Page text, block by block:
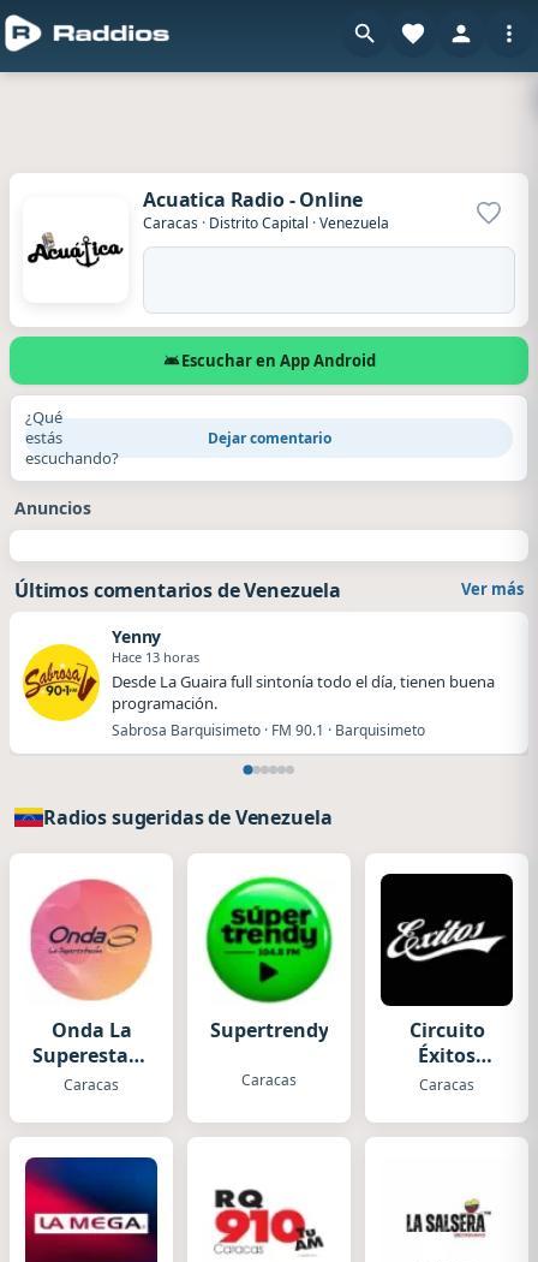
Acuatica Radio - Online
Caracas · Distrito Capital ·Venezuela
Escuchar en App Android
¿Qué
estás
escuchando?
Dejar comentario
Anuncios
Últimos comentarios de Venezuela Ver más
Yenny
Hace 13 horas
Desde La Guaira full sintonía todo el día, tienen buena
programación.
Sabrosa Barquisimeto · FM 90.1 · Barquisimeto
Radios sugeridas de Venezuela
Onda La
Superestación
Caracas
Caracas
Supertrendy
Caracas
Circuito
Éxitos
Caracas
Caracas